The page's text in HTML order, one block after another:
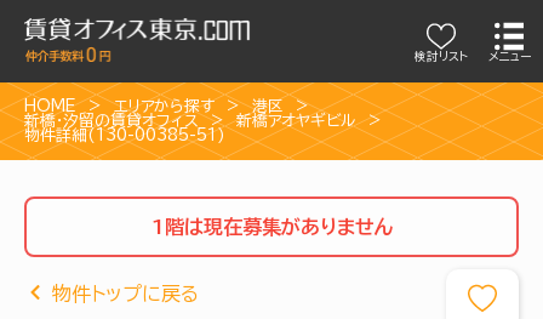
検討リスト メニュー
HOME エリアから探す
港区
新橋・汐留の賃貸オフィス
新橋アオヤギビル
物件詳細(130-00385-51)
1階は現在募集がありません
物件トップに戻る